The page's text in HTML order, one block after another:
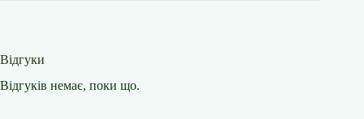
Відгуки
Відгуків немає, поки що.